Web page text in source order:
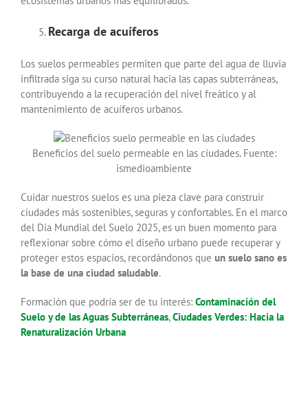
Recarga de acuíferos
Los suelos permeables permiten que parte del agua de lluvia
infiltrada siga su curso natural hacia las capas subterráneas,
contribuyendo a la recuperación del nivel freático y al
mantenimiento de acuíferos urbanos.
Beneficios del suelo permeable en las ciudades. Fuente:
ismedioambiente
Cuidar nuestros suelos es una pieza clave para construir
ciudades más sostenibles, seguras y confortables. En el marco
del Día Mundial del Suelo 2025, es un buen momento para
reflexionar sobre cómo el diseño urbano puede recuperar y
proteger estos espacios, recordándonos que un suelo sano es
la base de una ciudad saludable.
Formación que podría ser de tu interés: Contaminación del
Suelo y de las Aguas Subterráneas,Ciudades Verdes: Hacia la
Renaturalización Urbana